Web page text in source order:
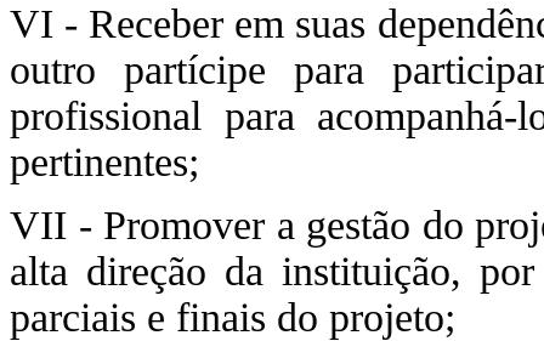
VI - Receber em suas
outro partícipe para
profissional para
pertinentes;
VII - Promover a gestão do
alta direção da instituição,
parciais e finais do projeto;